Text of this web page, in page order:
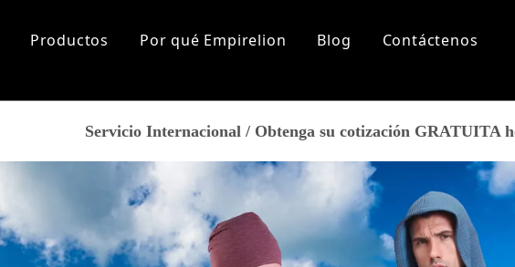
Productos
De los hombres
Los recién llegados
Por qué Empirelion
Historia de la marca
Nuestro mercado
Certificados
Marca de cooperación
Blog
Contáctenos
Servicio Internacional / Obtenga su cotización GRATUITA